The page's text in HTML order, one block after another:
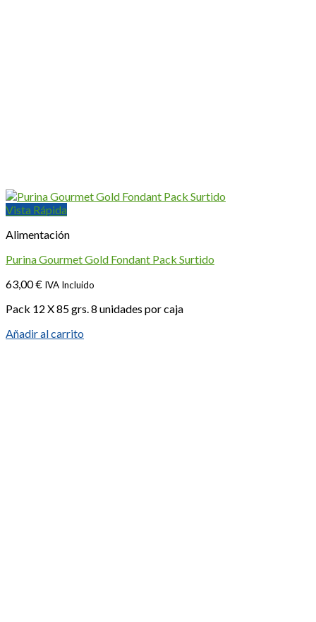
Vista Rápida
Alimentación
Purina Gourmet Gold Fondant Pack Surtido
63,00€ IVA Incluido
Pack 12 X 85 grs. 8 unidades por caja
Añadir al carrito